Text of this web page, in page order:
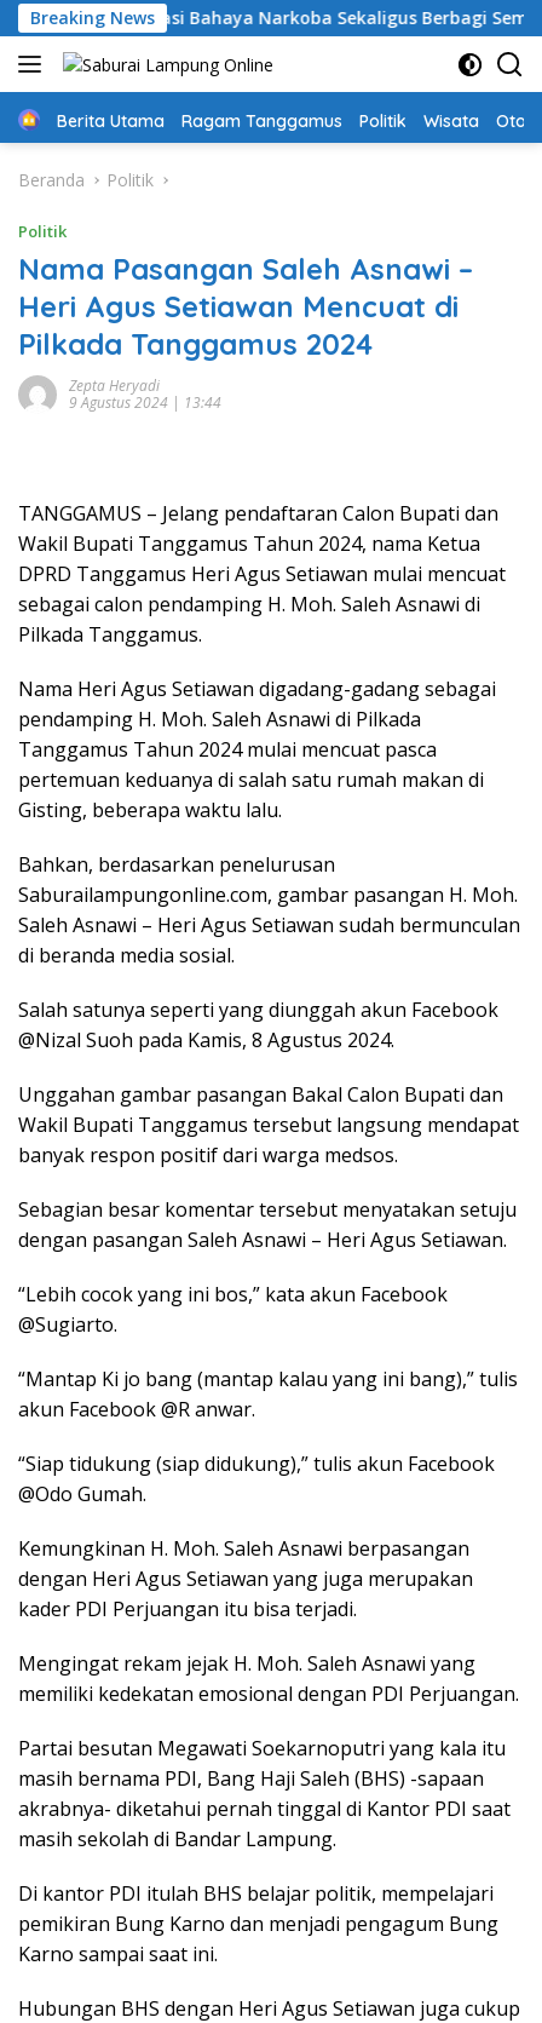
Langsung
ke
konten
Breaking News
Edukasi Bahaya Narkoba Sekaligus Berbagi Sembako
Home
Berita Utama Ragam Tanggamus Politik Wisata Oto
Beranda Politik
Politik
Nama Pasangan Saleh Asnawi –
Heri Agus Setiawan Mencuat di
Pilkada Tanggamus 2024
Zepta Heryadi
9 Agustus 2024 | 13:44
TANGGAMUS – Jelang pendaftaran Calon Bupati dan
Wakil Bupati Tanggamus Tahun 2024, nama Ketua
DPRD Tanggamus Heri Agus Setiawan mulai mencuat
sebagai calon pendamping H. Moh. Saleh Asnawi di
Pilkada Tanggamus.
Nama Heri Agus Setiawan digadang-gadang sebagai
pendamping H. Moh. Saleh Asnawi di Pilkada
Tanggamus Tahun 2024 mulai mencuat pasca
pertemuan keduanya di salah satu rumah makan di
Gisting, beberapa waktu lalu.
Bahkan, berdasarkan penelurusan
Saburailampungonline.com, gambar pasangan H. Moh.
Saleh Asnawi – Heri Agus Setiawan sudah bermunculan
di beranda media sosial.
Salah satunya seperti yang diunggah akun Facebook
@Nizal Suoh pada Kamis, 8 Agustus 2024.
Unggahan gambar pasangan Bakal Calon Bupati dan
Wakil Bupati Tanggamus tersebut langsung mendapat
banyak respon positif dari warga medsos.
Sebagian besar komentar tersebut menyatakan setuju
dengan pasangan Saleh Asnawi – Heri Agus Setiawan.
“Lebih cocok yang ini bos,” kata akun Facebook
@Sugiarto.
“Mantap Ki jo bang (mantap kalau yang ini bang),” tulis
akun Facebook @R anwar.
“Siap tidukung (siap didukung),” tulis akun Facebook
@Odo Gumah.
Kemungkinan H. Moh. Saleh Asnawi berpasangan
dengan Heri Agus Setiawan yang juga merupakan
kader PDI Perjuangan itu bisa terjadi.
Mengingat rekam jejak H. Moh. Saleh Asnawi yang
memiliki kedekatan emosional dengan PDI Perjuangan.
Partai besutan Megawati Soekarnoputri yang kala itu
masih bernama PDI, Bang Haji Saleh (BHS) -sapaan
akrabnya- diketahui pernah tinggal di Kantor PDI saat
masih sekolah di Bandar Lampung.
Di kantor PDI itulah BHS belajar politik, mempelajari
pemikiran Bung Karno dan menjadi pengagum Bung
Karno sampai saat ini.
Hubungan BHS dengan Heri Agus Setiawan juga cukup